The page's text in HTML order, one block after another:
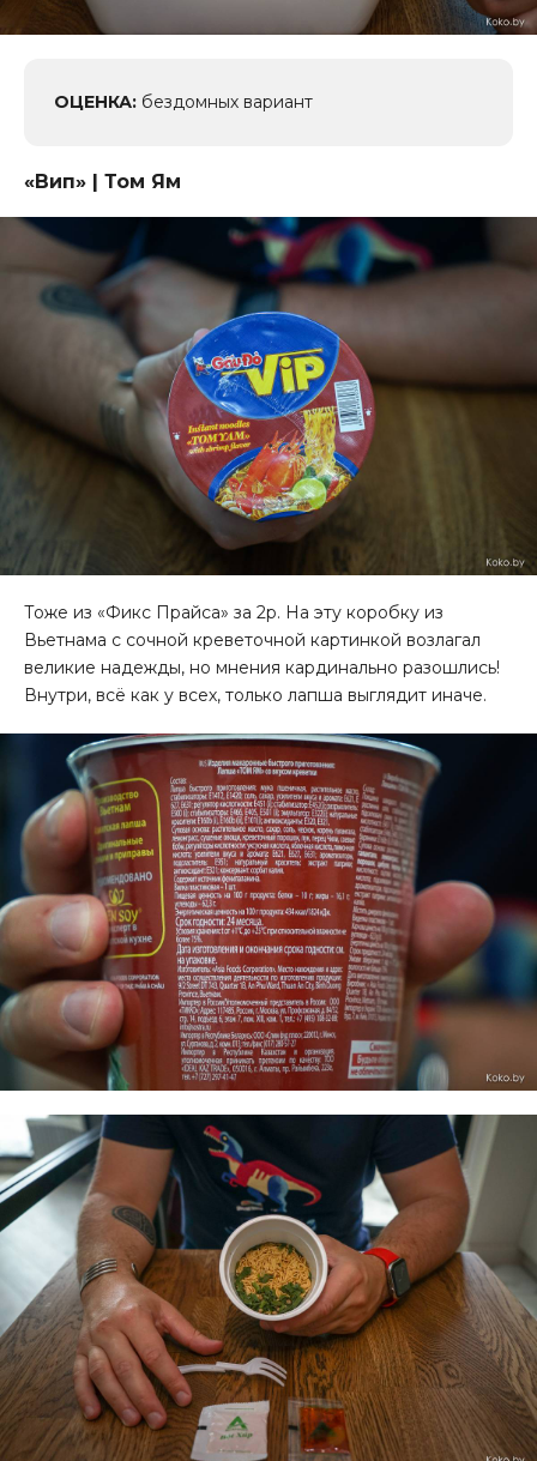
ОЦЕНКА: бездомных вариант
«Вип» | Том Ям
Тоже из «Фикс Прайса» за 2р. На эту коробку из
Вьетнама с сочной креветочной картинкой возлагал
великие надежды, но мнения кардинально разошлись!
Внутри, всё как у всех, только лапша выглядит иначе.